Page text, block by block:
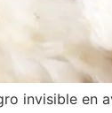
invisible